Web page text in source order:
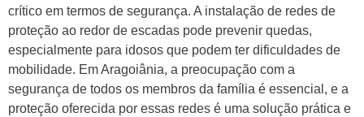
crítico em termos de segurança. A instalação de redes de
proteção ao redor de escadas pode prevenir quedas,
especialmente para idosos que podem ter dificuldades de
mobilidade. Em Aragoiânia, a preocupação com a
segurança de todos os membros da família é essencial, e a
proteção oferecida por essas redes é uma solução prática e